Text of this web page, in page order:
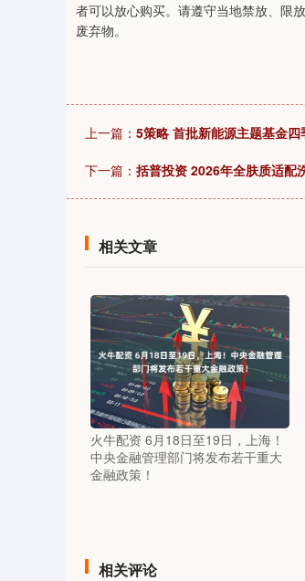
者可以放心购买。请遵守当地禁放、限
废弃物。
上一篇： 5策略 首批新能源主题基金
下一篇： 括普投资 2026年全肤质适配
相关文章
火牛配资 6月18日至19日，上海！
中央金融管理部门将发布若干重大
金融政策！
相关评论